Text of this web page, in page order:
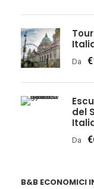
Da
del
Da
B&B ECONOMICI